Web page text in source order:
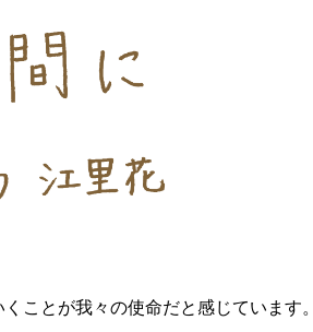
ことが我々の使命だと感じています